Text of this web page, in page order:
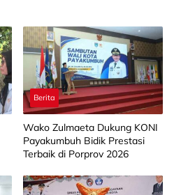
Berita
Wako Zulmaeta Dukung KONI
Payakumbuh Bidik Prestasi
Terbaik di Porprov 2026